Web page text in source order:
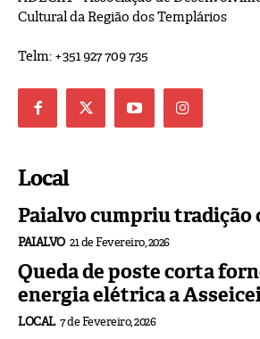
Cultural da Região dos Templários
Telm: +351 927 709 735
Local
Paialvo cumpriu tradição
PAIALVO 21 de Fevereiro, 2026
Queda de poste corta
energia elétrica a
LOCAL 7 de Fevereiro, 2026